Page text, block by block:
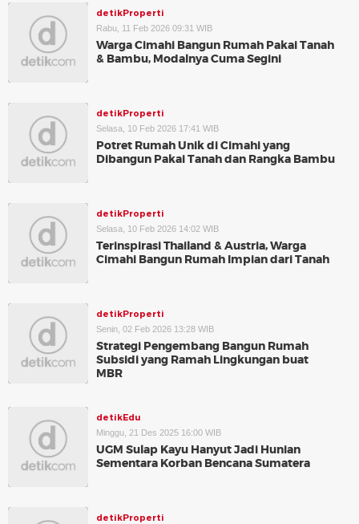
detikProperti
Rabu, 11 Feb 2026 09:31 WIB
Warga Cimahi Bangun Rumah Pakai Tanah
& Bambu, Modalnya Cuma Segini
detikProperti
Selasa, 10 Feb 2026 17:41 WIB
Potret Rumah Unik di Cimahi yang
Dibangun Pakai Tanah dan Rangka Bambu
detikProperti
Selasa, 10 Feb 2026 14:02 WIB
Terinspirasi Thailand & Austria, Warga
Cimahi Bangun Rumah Impian dari Tanah
detikProperti
Senin, 02 Feb 2026 13:28 WIB
Strategi Pengembang Bangun Rumah
Subsidi yang Ramah Lingkungan buat
MBR
detikEdu
Minggu, 21 Des 2025 16:00 WIB
UGM Sulap Kayu Hanyut Jadi Hunian
Sementara Korban Bencana Sumatera
detikProperti